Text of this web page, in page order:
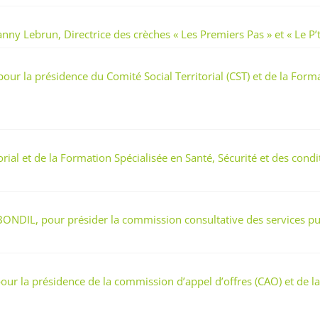
Lebrun, Directrice des crèches « Les Premiers Pas » et « Le
la présidence du Comité Social Territorial (CST) et de la
et de la Formation Spécialisée en Santé, Sécurité et des
pour présider la commission consultative des services
la présidence de la commission d’appel d’offres (CAO) et de